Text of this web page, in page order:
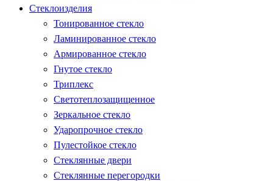
Стеклоизделия
Тонированное стекло
Ламинированное стекло
Армированное стекло
Гнутое стекло
Триплекс
Светотеплозащищенное
Зеркальное стекло
Ударопрочное стекло
Пулестойкое стекло
Стеклянные двери
Стеклянные перегородки